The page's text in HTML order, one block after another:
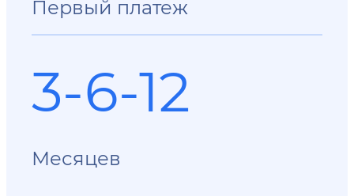
Первый платеж
3-6-12
Месяцев